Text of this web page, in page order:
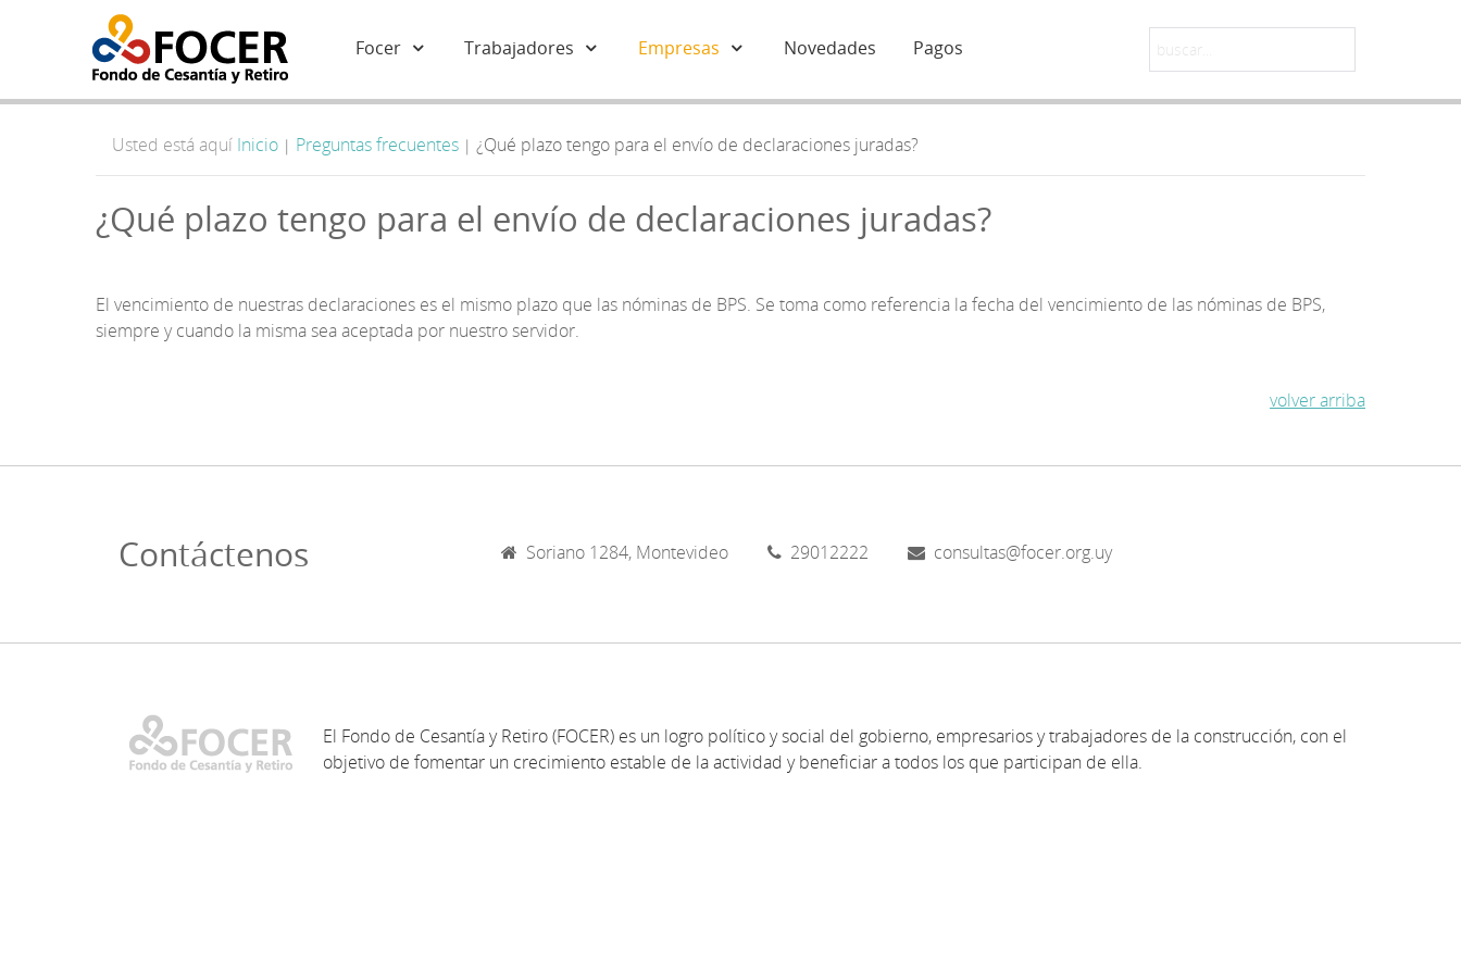
Focer Trabajadores Empresas Novedades Pagos
Usted está aquí Inicio | Preguntas frecuentes | ¿Qué plazo tengo para el envío de declaraciones juradas?
¿Qué plazo tengo para el envío de declaraciones juradas?
El vencimiento de nuestras declaraciones es el mismo plazo que las nóminas de BPS. Se toma como referencia la fecha del vencimiento de las nóminas de BPS,
siempre y cuando la misma sea aceptada por nuestro servidor.
volver arriba
Contáctenos Soriano 1284, Montevideo 29012222 consultas@focer.org.uy
El Fondo de Cesantía y Retiro (FOCER) es un logro político y social del gobierno, empresarios y trabajadores de la construcción, con el
objetivo de fomentar un crecimiento estable de la actividad y beneficiar a todos los que participan de ella.